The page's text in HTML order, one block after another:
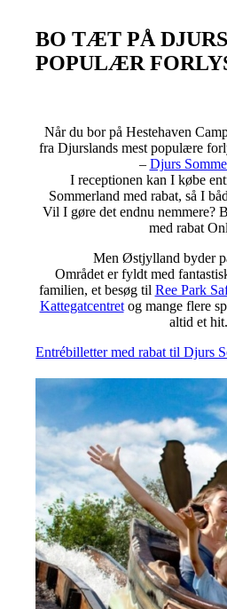
BO TÆT PÅ
POPULÆR
Når du bor på Hestehaven
fra Djurslands mest populære
– Djurs
I receptionen kan I købe
Sommerland med rabat, så I
Vil I gøre det endnu nemmere?
med rabat
Men Østjylland byder
Området er fyldt med
familien, et besøg til Ree Park
Kattegatcentretog mange flere
altid et hit.
Entrébilletter med rabat til Djurs